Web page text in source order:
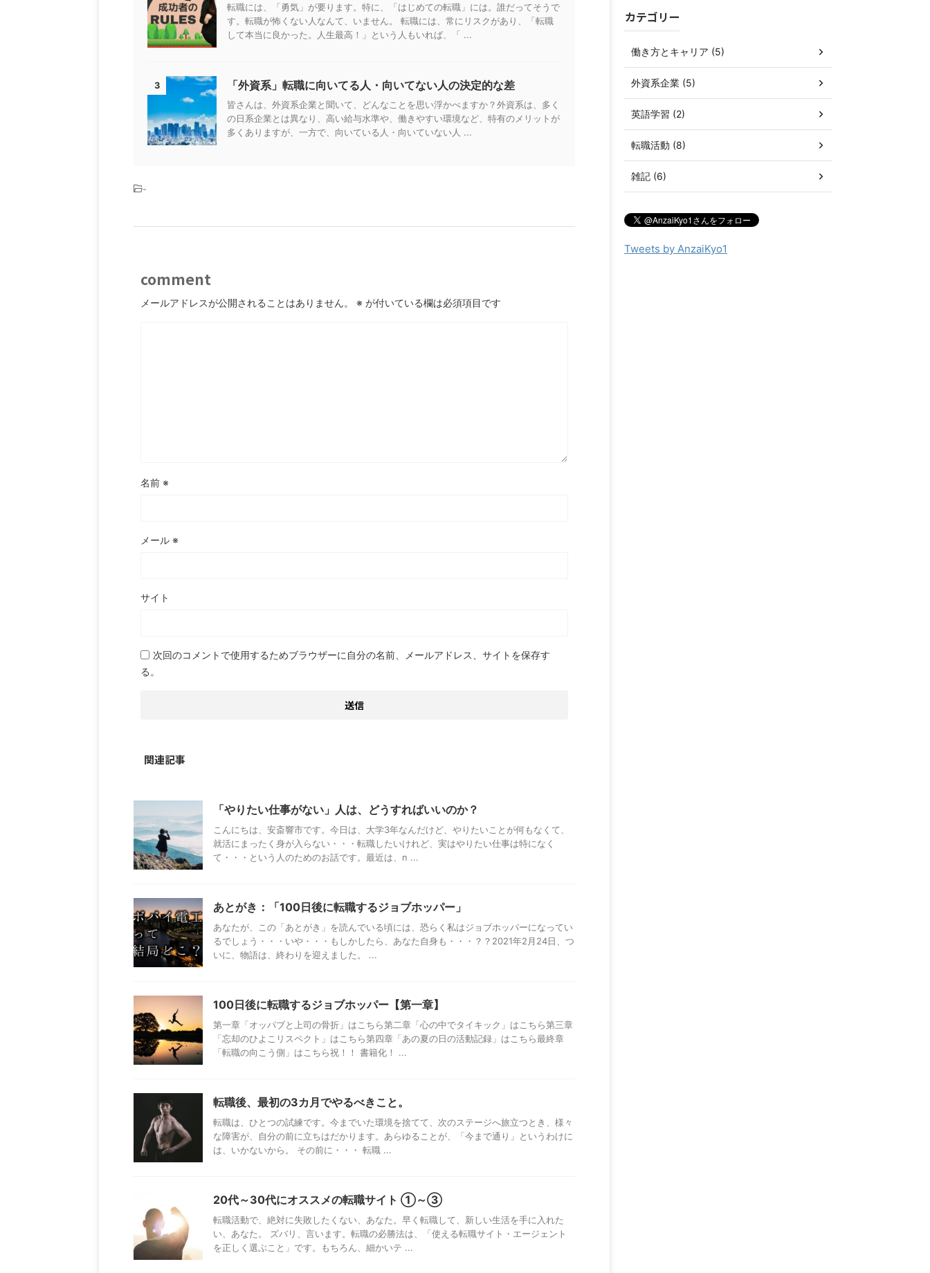
転職には、「勇気」が要ります。特に、「はじめての転職」には。誰だってそうで
す。転職が怖くない人なんて、いません。 転職には、常にリスクがあり、「転職
して本当に良かった。人生最高！」という人もいれば、「 ...
3 「外資系」転職に向いてる人・向いてない人の決定的な差
皆さんは、外資系企業と聞いて、どんなことを思い浮かべますか？外資系は、多く
の日系企業とは異なり、高い給与水準や、働きやすい環境など、特有のメリットが
多くありますが、一方で、向いている人・向いていない人 ...
-
comment
メールアドレスが公開されることはありません。 ※ が付いている欄は必須項目です
名前 ※
メール ※
サイト
次回のコメントで使用するためブラウザーに自分の名前、メールアドレス、サイトを保存す
る。
関連記事
「やりたい仕事がない」人は、どうすればいいのか？
こんにちは、安斎響市です。今日は、大学3年なんだけど、やりたいことが何もなくて、
就活にまったく身が入らない・・・転職したいけれど、実はやりたい仕事は特になく
て・・・という人のためのお話です。最近は、n ...
あとがき：「100日後に転職するジョブホッパー」
あなたが、この「あとがき」を読んでいる頃には、恐らく私はジョブホッパーになってい
るでしょう・・・いや・・・もしかしたら、あなた自身も・・・？？2021年2月24日、つ
いに、物語は、終わりを迎えました。 ...
100日後に転職するジョブホッパー【第一章】
第一章「オッパブと上司の骨折」はこちら第二章「心の中でタイキック」はこちら第三章
「忘却のひよこリスペクト」はこちら第四章「あの夏の日の活動記録」はこちら最終章
「転職の向こう側」はこちら祝！！ 書籍化！ ...
転職後、最初の3カ月でやるべきこと。
転職は、ひとつの試練です。今までいた環境を捨てて、次のステージへ旅立つとき、様々
な障害が、自分の前に立ちはだかります。あらゆることが、「今まで通り」というわけに
は、いかないから。 その前に・・・ 転職 ...
20代～30代にオススメの転職サイト ①～③
転職活動で、絶対に失敗したくない、あなた。早く転職して、新しい生活を手に入れた
い、あなた。 ズバリ、言います。転職の必勝法は、「使える転職サイト・エージェント
を正しく選ぶこと」です。もちろん、細かいテ ...
カテゴリー
働き方とキャリア (5)
外資系企業 (5)
英語学習 (2)
転職活動 (8)
雑記 (6)
Tweets by AnzaiKyo1